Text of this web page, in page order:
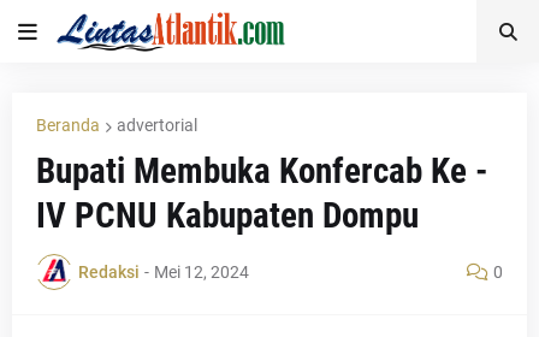
Beranda advertorial
Bupati Membuka Konfercab Ke -
IV PCNU Kabupaten Dompu
Redaksi - Mei 12, 2024 0